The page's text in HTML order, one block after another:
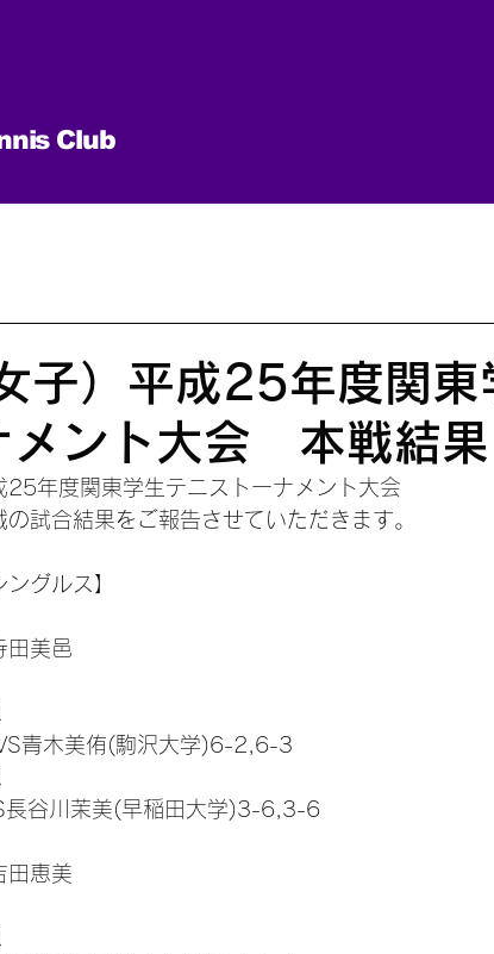
Club
子）平成25年度関東
メント大会 本戦結果
25年度関東学生テニストーナメント大会
の試合結果をご報告させていただきます。
ングルス】
美邑
青木美侑(駒沢大学)6-2,6-3
長谷川茉美(早稲田大学)3-6,3-6
恵美